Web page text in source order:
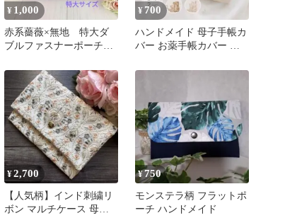
¥ 1,000
赤系薔薇×無地 特大ダ
ブルファスナーポーチ
入れ
¥700
ハンドメイド 母子手帳カ
バー お薬手帳カバー 親
¥2,700
【人気柄】インド刺繍リ
ボン マルチケース 母子
¥750
モンステラ柄 フラットポ
ーチ ハンドメイド